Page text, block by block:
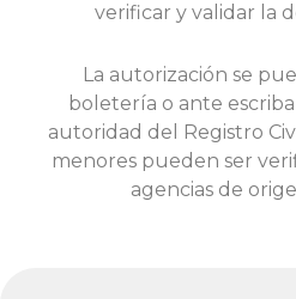
verificar y validar la
La autorización se
boletería o ante
autoridad del Registro
menores pueden ser
agencias de